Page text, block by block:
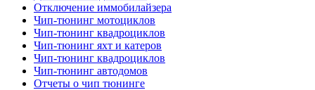
Отключение иммобилайзера
Чип-тюнинг мотоциклов
Чип-тюнинг квадроциклов
Чип-тюнинг яхт и катеров
Чип-тюнинг квадроциклов
Чип-тюнинг автодомов
Отчеты о чип тюнинге